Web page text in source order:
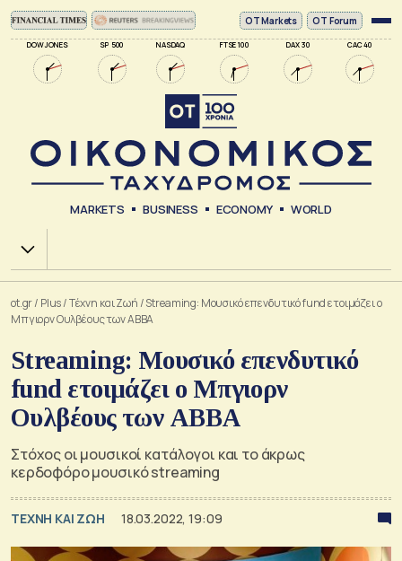
DOW JONES SP 500 NASDAQ FTSE 100 DAX 30 CAC 40
ΟΤ Markets OT Forum
MARKETS BUSINESS ECONOMY WORLD
Χ.Α.
ot.gr/ Plus/Tέχνη και Ζωή /Streaming: Μουσικό επενδυτικό fund ετοιμάζει ο
Μπγιορν Ουλβέους των ΑΒΒΑ
Streaming: Μουσικό επενδυτικό
fund ετοιμάζει ο Μπγιορν
Ουλβέους των ΑΒΒΑ
Στόχος οι μουσικοί κατάλογοι και το άκρως
κερδοφόρο μουσικό streaming
TΕΧΝΗ ΚΑΙ ΖΩΗ 18.03.2022, 19:09